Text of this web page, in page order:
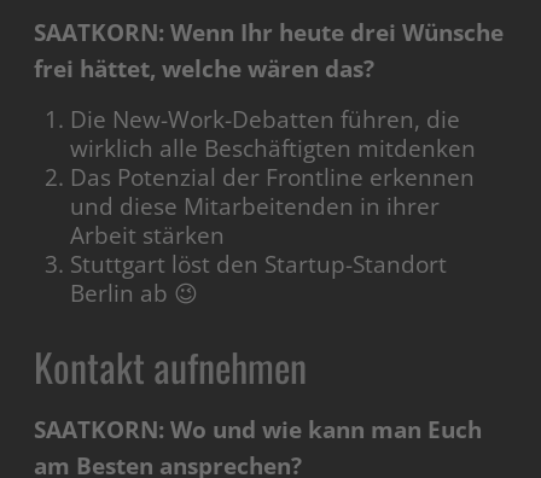
SAATKORN: Wenn Ihr heute drei Wünsche
frei hättet, welche wären das?
Die New-Work-Debatten führen, die
wirklich alle Beschäftigten mitdenken
Das Potenzial der Frontline erkennen
und diese Mitarbeitenden in ihrer
Arbeit stärken
Stuttgart löst den Startup-Standort
Berlin ab 😉
Kontakt aufnehmen
SAATKORN: Wo und wie kann man Euch
am Besten ansprechen?